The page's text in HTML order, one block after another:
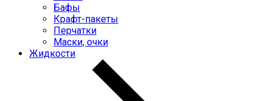
Бафы
Крафт-пакеты
Перчатки
Маски, очки
Жидкости